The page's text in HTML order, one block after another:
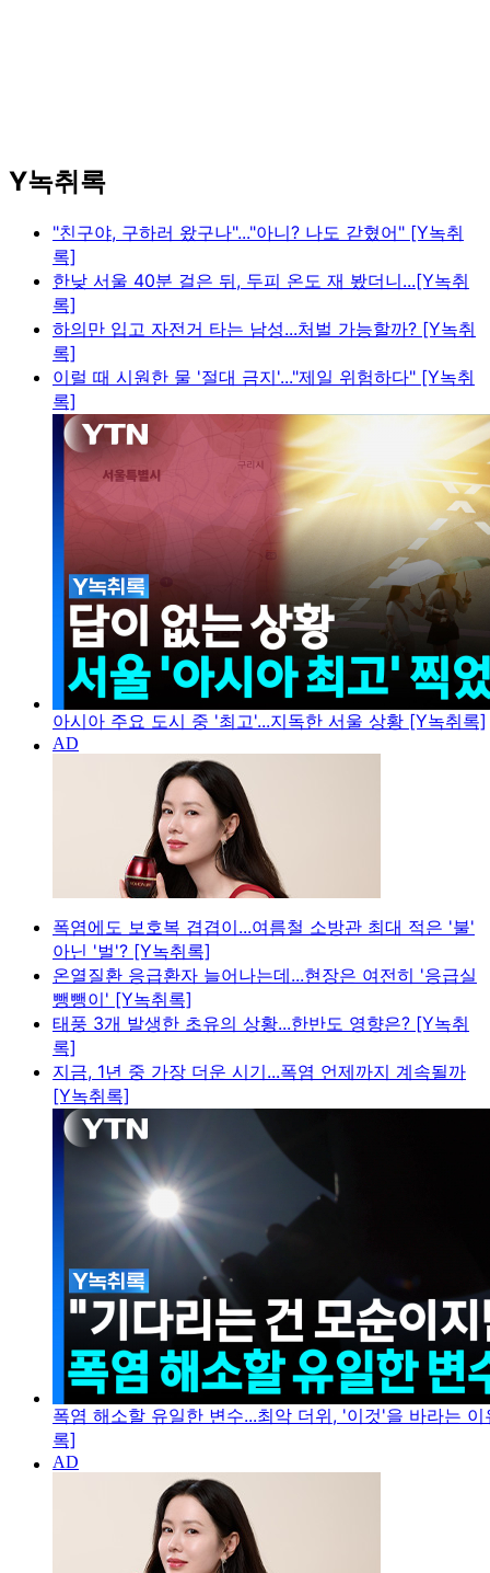
Y녹취록
"친구야, 구하러 왔구나"..."아니? 나도 갇혔어" [Y녹취
록]
한낮 서울 40분 걸은 뒤, 두피 온도 재 봤더니...[Y녹취
록]
하의만 입고 자전거 타는 남성...처벌 가능할까? [Y녹취
록]
이럴 때 시원한 물 '절대 금지'..."제일 위험하다" [Y녹취
록]
아시아 주요 도시 중 '최고'...지독한 서울 상황 [Y녹취록]
폭염에도 보호복 겹겹이...여름철 소방관 최대 적은 '불'
아닌 '벌'? [Y녹취록]
온열질환 응급환자 늘어나는데...현장은 여전히 '응급실
뺑뺑이' [Y녹취록]
태풍 3개 발생한 초유의 상황...한반도 영향은? [Y녹취
록]
지금, 1년 중 가장 더운 시기...폭염 언제까지 계속될까
[Y녹취록]
폭염 해소할 유일한 변수...최악 더위, '이것'을 바라는
록]